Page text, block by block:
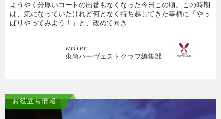
ようやく分厚いコートの出番もなくなった今日この頃。この時期
は、気になっていたけれど何となく持ち越してきた事柄に「やっ
ぱりやってみよう！」と、改めて向き…
writer:
東急ハーヴェストクラブ編集部
お役立ち情報